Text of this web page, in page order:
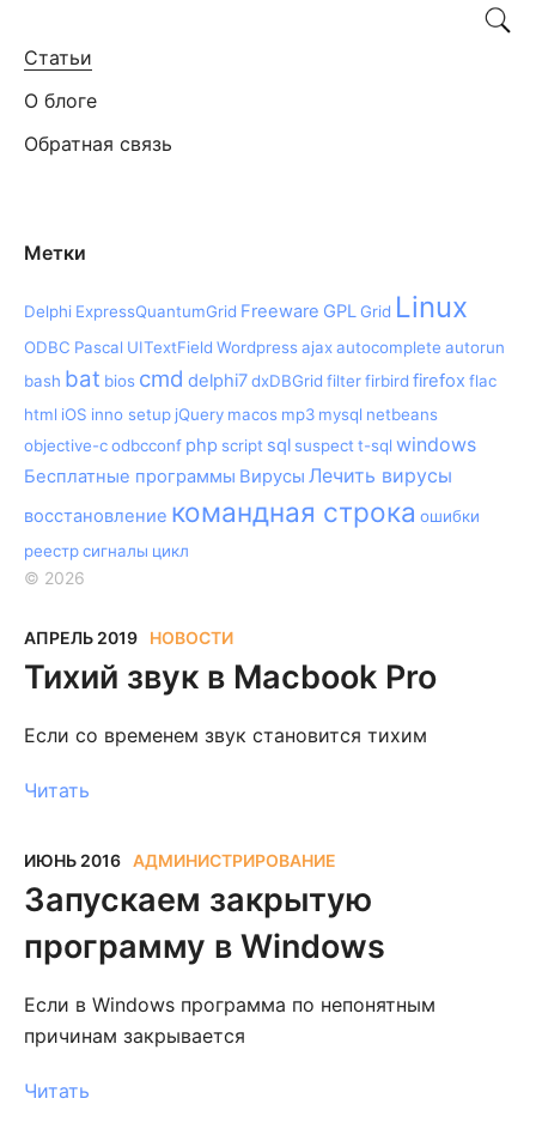
Статьи
О блоге
Обратная связь
Метки
Delphi ExpressQuantumGrid Freeware GPLGrid Linux
ODBC Pascal UITextField Wordpressajaxautocomplete autorun
bash bat bios cmd delphi7dxDBGrid filterfirbird firefox flac
html iOS inno setup jQuery macos mp3 mysql netbeans
objective-codbcconf php script sql suspect t-sql windows
Бесплатные программы Вирусы Лечить вирусы
восстановление командная строка ошибки
реестрсигналы цикл
© 2026
АПРЕЛЬ 2019 НОВОСТИ
Тихий звук в Macbook Pro
Если со временем звук становится тихим
Читать
ИЮНЬ 2016 АДМИНИСТРИРОВАНИЕ
Запускаем закрытую
программу в Windows
Если в Windows программа по непонятным
причинам закрывается
Читать